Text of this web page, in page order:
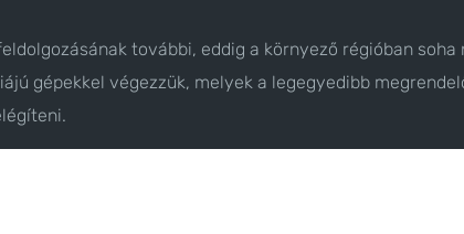
további, eddig a környező régióban
gépekkel végezzük, melyek a legegyedibb